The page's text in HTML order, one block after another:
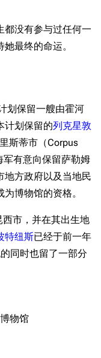
都没有参与过任何一
最终的命运。
划保留一艘由霍河
计划保留的列克星敦
斯蒂市（Corpus
有意向保留萨勒姆
地方政府以及当地民
博物馆的资格。
市，并在其出生地
特纽斯已经于前一年
同时也留了一部分
物馆